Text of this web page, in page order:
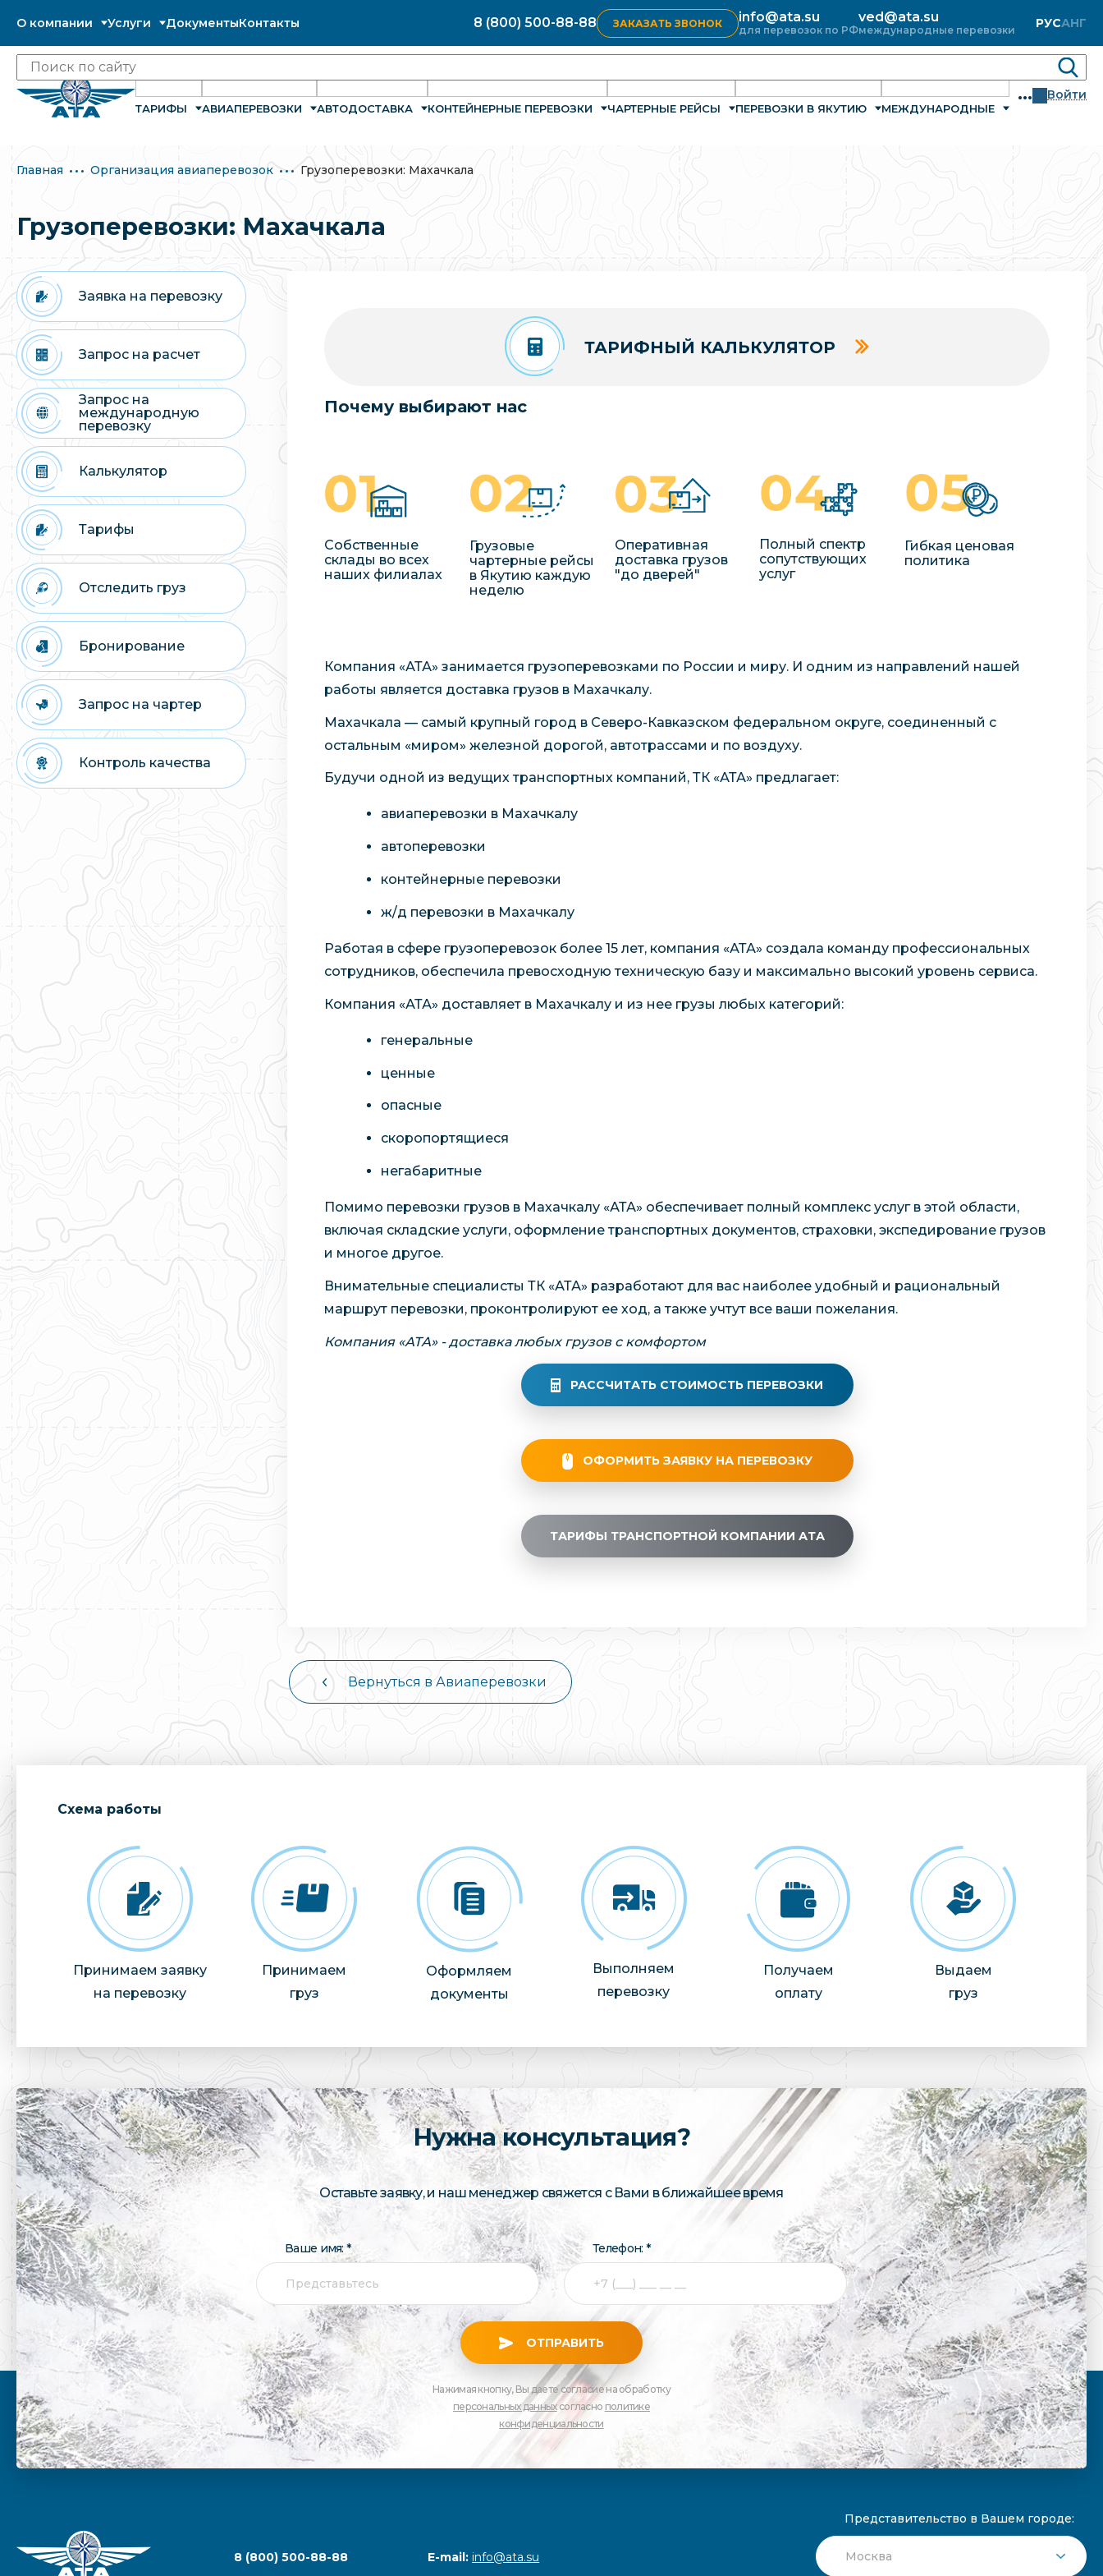
О компании Услуги ДокументыКонтакты 8 (800) 500-88-88 ЗАКАЗАТЬ ЗВОНОК info@ata.su
для перевозок по РФ
ved@ata.su
международные перевозки РУСАНГ
ТАРИФЫ АВИАПЕРЕВОЗКИ АВТОДОСТАВКА КОНТЕЙНЕРНЫЕ ПЕРЕВОЗКИ ЧАРТЕРНЫЕ РЕЙСЫ ПЕРЕВОЗКИ В ЯКУТИЮ МЕЖДУНАРОДНЫЕ
... Войти
Главная Организация авиаперевозок Грузоперевозки: Махачкала
Грузоперевозки: Махачкала
Заявка на перевозку
Запрос на расчет
Запрос на
международную
перевозку
Калькулятор
Тарифы
Отследить груз
Бронирование
Запрос на чартер
Контроль качества
ТАРИФНЫЙ КАЛЬКУЛЯТОР
Почему выбирают нас
Собственные
склады во всех
наших филиалах
Грузовые
чартерные рейсы
в Якутию каждую
неделю
Оперативная
доставка грузов
"до дверей"
Полный спектр
сопутствующих
услуг
Гибкая ценовая
политика
Компания «АТА» занимается грузоперевозками по России и миру. И одним из направлений нашей
работы является доставка грузов в Махачкалу.
Махачкала — самый крупный город в Северо-Кавказском федеральном округе, соединенный с
остальным «миром» железной дорогой, автотрассами и по воздуху.
Будучи одной из ведущих транспортных компаний, ТК «АТА» предлагает:
авиаперевозки в Махачкалу
автоперевозки
контейнерные перевозки
ж/д перевозки в Махачкалу
Работая в сфере грузоперевозок более 15 лет, компания «АТА» создала команду профессиональных
сотрудников, обеспечила превосходную техническую базу и максимально высокий уровень сервиса.
Компания «АТА» доставляет в Махачкалу и из нее грузы любых категорий:
генеральные
ценные
опасные
скоропортящиеся
негабаритные
Помимо перевозки грузов в Махачкалу «АТА» обеспечивает полный комплекс услуг в этой области,
включая складские услуги, оформление транспортных документов, страховки, экспедирование грузов
и многое другое.
Внимательные специалисты ТК «АТА» разработают для вас наиболее удобный и рациональный
маршрут перевозки, проконтролируют ее ход, а также учтут все ваши пожелания.
Компания «АТА» - доставка любых грузов с комфортом
РАССЧИТАТЬ СТОИМОСТЬ ПЕРЕВОЗКИ
ОФОРМИТЬ ЗАЯВКУ НА ПЕРЕВОЗКУ
ТАРИФЫ ТРАНСПОРТНОЙ КОМПАНИИ АТА
Вернуться в Авиаперевозки
Cхема работы
Принимаем заявку
на перевозку
Принимаем
груз
Оформляем
документы
Выполняем
перевозку
Получаем
оплату
Выдаем
груз
Нужна консультация?
Оставьте заявку, и наш менеджер свяжется с Вами в ближайшее время
Ваше имя: * Телефон: *
ОТПРАВИТЬ
Нажимая кнопку, Вы даете согласие на обработку
персональных данныхсогласно политике
конфиденциальности
8 (800) 500-88-88 E-mail:info@ata.su
Представительство в Вашем городе: